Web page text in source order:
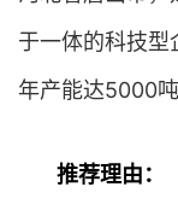
于一体的科技型
年产能达5000吨
推荐理由：